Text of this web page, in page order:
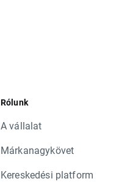
Rólunk
A vállalat
Márkanagykövet
Kereskedési platform